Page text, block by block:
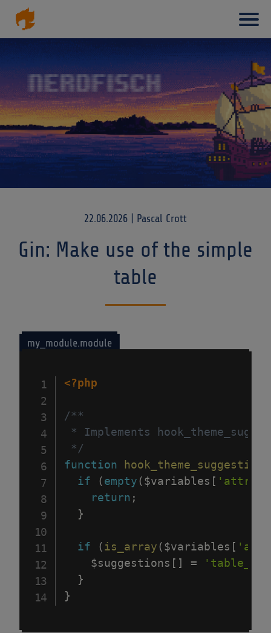
zum
Inhalt
22.06.2026 | Pascal Crott
Gin: Make use of the simple
table
my_module.module
<?php
/**
* Implements
*/
function
if
(empty ($variables [
return ;
}
if (is_array ($variables [
$suggestions [ ] =
}
}